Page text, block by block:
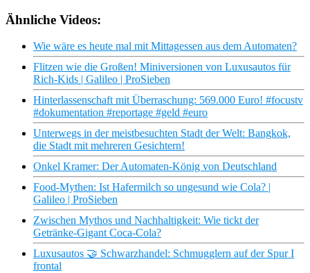
Ähnliche Videos:
Wie wäre es heute mal mit Mittagessen aus dem Automaten?
Flitzen wie die Großen! Miniversionen von Luxusautos für
Rich-Kids | Galileo | ProSieben
Hinterlassenschaft mit Überraschung: 569.000 Euro! #focustv
#dokumentation #reportage #geld #euro
Unterwegs in der meistbesuchten Stadt der Welt: Bangkok,
die Stadt mit mehreren Gesichtern!
Onkel Kramer: Der Automaten-König von Deutschland
Food-Mythen: Ist Hafermilch so ungesund wie Cola? |
Galileo | ProSieben
Zwischen Mythos und Nachhaltigkeit: Wie tickt der
Getränke-Gigant Coca-Cola?
Luxusautos 🤝 Schwarzhandel: Schmugglern auf der Spur I
frontal